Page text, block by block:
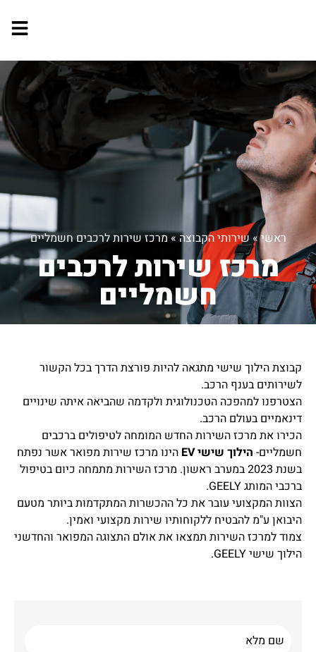
ראשי» שירותי הקבוצה»מרכז שירות לרכבים חשמליים
מרכז שירות לרכבים
חשמליים
קבוצת הילוך שישי מתגאה להיות פורצת הדרך בכל הקשור
לשירותים בענף הרכב.
הצטרפנו למהפכה הטכנולוגית ולקדמה שהביאה איתה שינויים
דינאמיים בעולם הרכב.
הכירו את מרכז השירות החדש המומחה לטיפולים ברכבים
חשמליים- הילוך שישי EV
הינו מרכז שירות מפואר אשר נפתח
בשנת 2023 במערב ראשון. מרכז השירות מתמחה כיום בטיפול
ברכבי המותג GEELY.
הצוות המקצועי עובר את כל ההכשרות המתקדמות ביותר מטעם
היבואן ע"מ להבטיח ללקוחותיו שירות מקצועי ואמין.
צמוד למרכז השירות תמצאו את אולם התצוגה המפואר והחדשני
הילוך שישי GEELY.